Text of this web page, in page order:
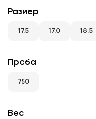
RU ENG
Размер
17.5 17.0 18.5
Проба
750
Вес